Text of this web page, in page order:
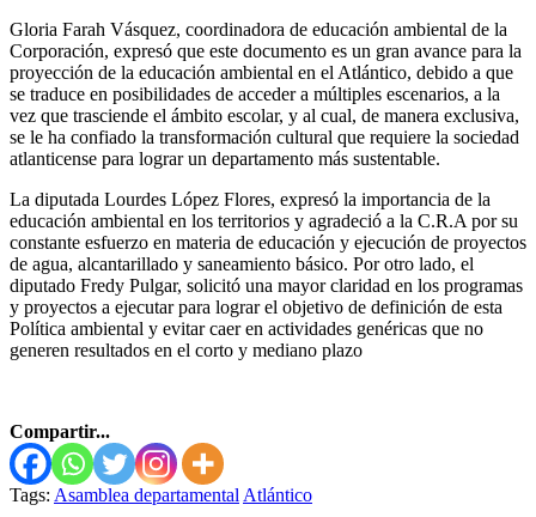
Gloria Farah Vásquez, coordinadora de educación ambiental de la
Corporación, expresó que este documento es un gran avance para la
proyección de la educación ambiental en el Atlántico, debido a que
se traduce en posibilidades de acceder a múltiples escenarios, a la
vez que trasciende el ámbito escolar, y al cual, de manera exclusiva,
se le ha confiado la transformación cultural que requiere la sociedad
atlanticense para lograr un departamento más sustentable.
La diputada Lourdes López Flores, expresó la importancia de la
educación ambiental en los territorios y agradeció a la C.R.A por su
constante esfuerzo en materia de educación y ejecución de proyectos
de agua, alcantarillado y saneamiento básico. Por otro lado, el
diputado Fredy Pulgar, solicitó una mayor claridad en los programas
y proyectos a ejecutar para lograr el objetivo de definición de esta
Política ambiental y evitar caer en actividades genéricas que no
generen resultados en el corto y mediano plazo
Compartir...
Tags: Asamblea departamental Atlántico